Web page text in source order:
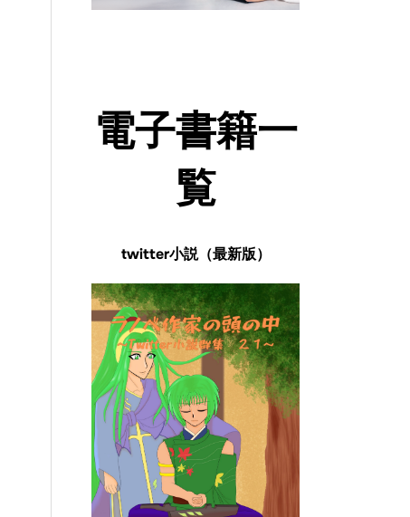
電子書籍一
覧
twitter小説（最新版）